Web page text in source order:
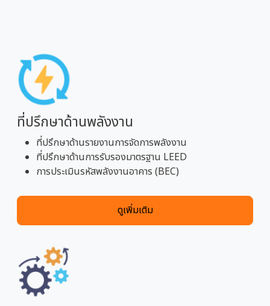
ที่ปรึกษาด้านพลังงาน
ที่ปรึกษาด้านรายงานการจัดการพลังงาน
ที่ปรึกษาด้านการรับรองมาตรฐาน LEED
การประเมินรหัสพลังงานอาคาร (BEC)
ดูเพิ่มเติม